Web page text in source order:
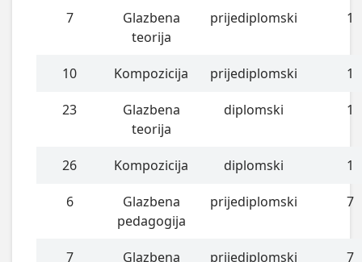
7
Glazbena
teorija
prijediplomski 1
10 Kompozicija prijediplomski 1
23
Glazbena
teorija
diplomski 1
26 Kompozicija diplomski 1
6
Glazbena
pedagogija
prijediplomski 7
7
Glazbena
prijediplomski 7